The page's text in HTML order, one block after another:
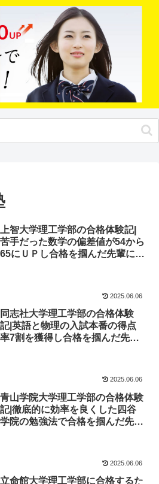
上智大学理工学部の合格体験記|
苦手だった数学の偏差値が54から
65にＵＰし合格を掴んだ先輩にイ
2025.06.06
同志社大学理工学部の合格体験
記|英語と物理の入試本番の得点
率7割を獲得し合格を掴んだ先輩
2025.06.06
青山学院大学理工学部の合格体験
記|徹底的に効率を良くした四谷
学院の勉強法で合格を掴んだ先輩
2025.06.06
立命館大学理工学部に合格するた